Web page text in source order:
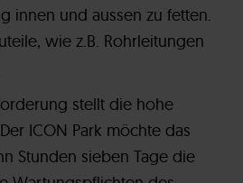
innen und aussen zu fetten.
wie z.B. Rohrleitungen
stellt die hohe
ICON Park möchte das
Stunden sieben Tage die